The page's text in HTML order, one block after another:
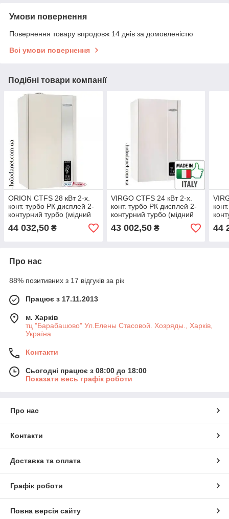
Умови повернення
Повернення товару впродовж 14 днів за домовленістю
Всі умови повернення
Подібні товари компанії
ORION CTFS 28 кВт 2-х.
конт. турбо РК дисплей 2-
контурний турбо (мідний
ТО) настінний газовий
котел
44 032,50 ₴
VIRGO CTFS 24 кВт 2-х.
конт. турбо РК дисплей 2-
контурний турбо (мідний
ТО) настінний газовий
котел
43 002,50₴
ТО)
44
Про нас
88% позитивних з 17 відгуків за рік
Працює з 17.11.2013
м. Харків
тц "Барабашово" Ул.Елены Стасовой. Хозряды., Харків,
Україна
Контакти
Сьогодні працює з 08:00 до 18:00
Показати весь графік роботи
Про нас
Контакти
Доставка та оплата
Графік роботи
Повна версія сайту